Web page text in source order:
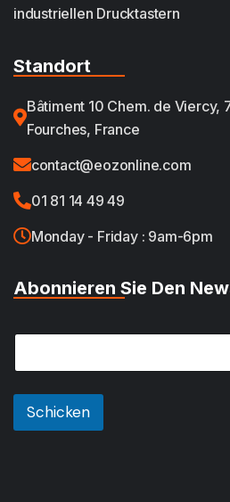
industriellen Drucktastern
Standort
Bâtiment 10 Chem. de Viercy,
Fourches, France
contact@eozonline.com
01 81 14 49 49
Monday - Friday : 9am-6pm
Abonnieren Sie Den
l
m
E
a
i
*
Schicken